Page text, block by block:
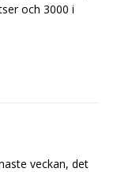
och 3000 i
veckan, det